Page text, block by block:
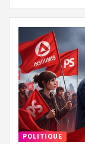
POLITIQUE